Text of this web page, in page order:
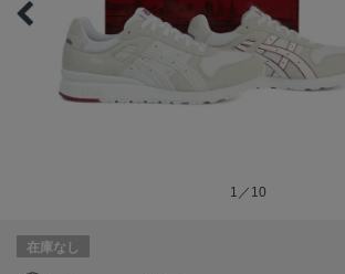
1／10
在庫なし